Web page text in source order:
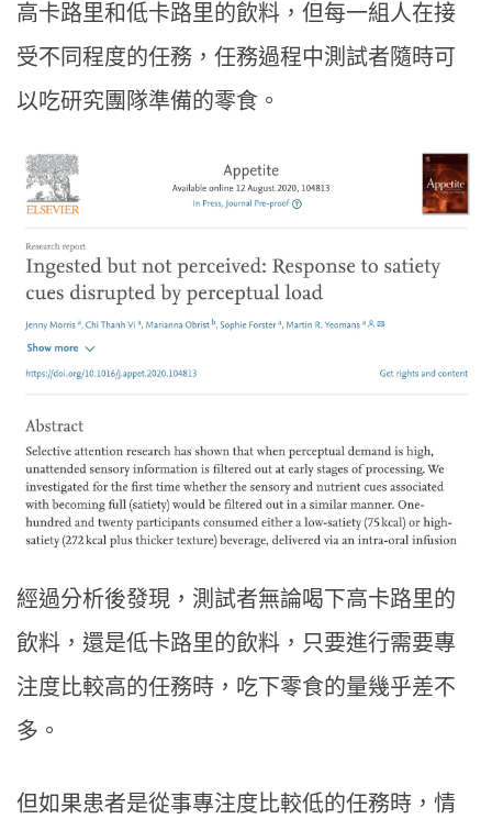
高卡路里和低卡路里的飲料，但每一組人在接
受不同程度的任務，任務過程中測試者隨時可
以吃研究團隊準備的零食。
經過分析後發現，測試者無論喝下高卡路里的
飲料，還是低卡路里的飲料，只要進行需要專
注度比較高的任務時，吃下零食的量幾乎差不
多。
但如果患者是從事專注度比較低的任務時，情